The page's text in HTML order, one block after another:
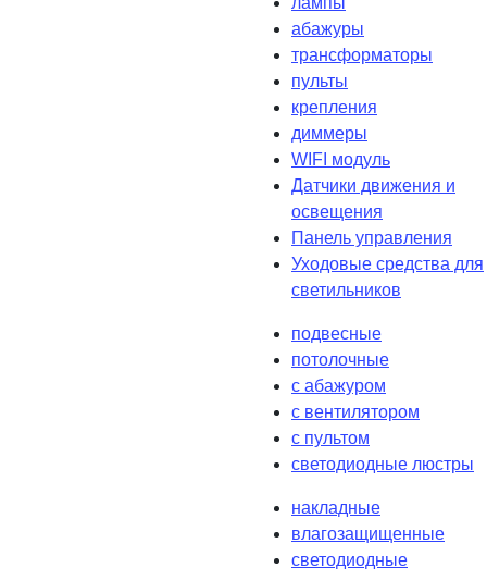
абажуры
трансформаторы
пульты
крепления
диммеры
WIFI модуль
Датчики движения и
освещения
Панель управления
Уходовые средства для
светильников
подвесные
потолочные
с абажуром
с вентилятором
с пультом
светодиодные люстры
накладные
влагозащищенные
светодиодные